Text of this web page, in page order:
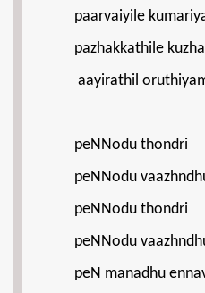
paarvaiyile
pazhakkathile
aayirathil
peNNodu thondri
peNNodu
peNNodu thondri
peNNodu
peN manadhu